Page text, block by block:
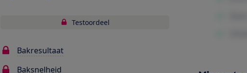
Testoordeel
Bakresultaat
Baksnelheid